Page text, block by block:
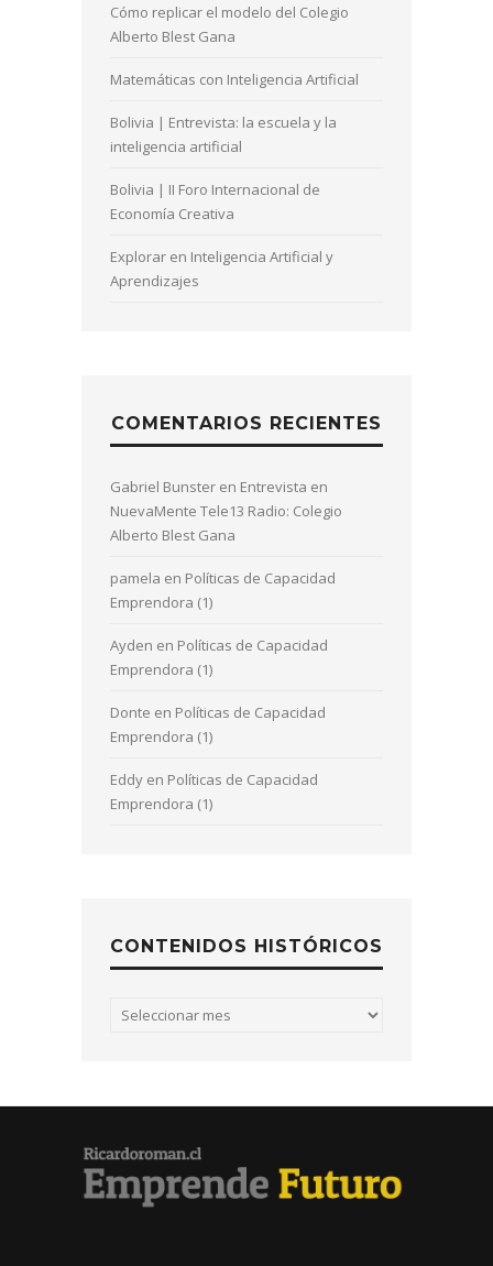
Cómo replicar el modelo del Colegio
Alberto Blest Gana
Matemáticas con Inteligencia Artificial
Bolivia | Entrevista: la escuela y la
inteligencia artificial
Bolivia | II Foro Internacional de
Economía Creativa
Explorar en Inteligencia Artificial y
Aprendizajes
COMENTARIOS RECIENTES
Gabriel Bunster en Entrevista en
NuevaMente Tele13 Radio: Colegio
Alberto Blest Gana
pamela en Políticas de Capacidad
Emprendora (1)
Ayden en Políticas de Capacidad
Emprendora (1)
Donte en Políticas de Capacidad
Emprendora (1)
Eddy en Políticas de Capacidad
Emprendora (1)
CONTENIDOS HISTÓRICOS
Contenidos